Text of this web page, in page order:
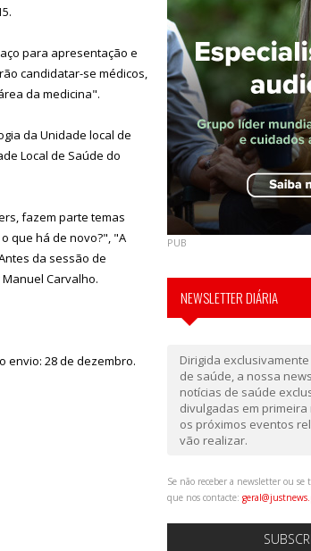
para apresentação e
candidatar-se médicos,
da medicina".
da Unidade local de
Local de Saúde do
fazem parte temas
que há de novo?", "A
da sessão de
Carvalho.
envio: 28 de dezembro.
PUB
NEWSLETTER DIÁRIA
Dirigida
de saúde, a nossa
notícias de saúde
divulgadas em primeira
os próximos eventos
vão realizar.
Se não receber a newsletter ou se
que nos contacte: